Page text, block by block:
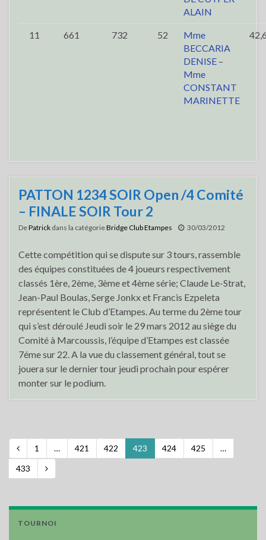
ALAIN
11 661 732 52
Mme
BECCARIA
DENISE –
Mme
CONSTANT
MARINETTE
PATTON 1234 SOIR Open /4 Comité
– FINALE SOIR Tour 2
DePatrick dans la catégorieBridge Club Etampes 30/03/2012
Cette compétition qui se dispute sur 3 tours, rassemble
des équipes constituées de 4 joueurs respectivement
classés 1ère, 2ème, 3ème et 4ème série; Claude Le-Strat,
Jean-Paul Boulas, Serge Jonkx et Francis Ezpeleta
représentent le Club d’Etampes. Au terme du 2ème tour
qui s’est déroulé Jeudi soir le 29 mars 2012 au siège du
Comité à Marcoussis, l’équipe d’Etampes est classée
7éme sur 22. A la vue du classement général, tout se
jouera sur le dernier tour jeudi prochain pour espérer
monter sur le podium.
1 … 421 422 423 424 425
…
433
TOURNOI